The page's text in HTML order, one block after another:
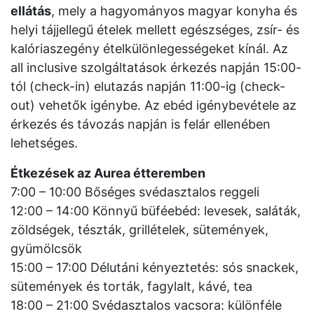
ellátás, mely a hagyományos magyar konyha és
helyi tájjellegű ételek mellett egészséges, zsír- és
kalóriaszegény ételkülönlegességeket kínál. Az
all inclusive szolgáltatások érkezés napján 15:00-
tól (check-in) elutazás napján 11:00-ig (check-
out) vehetők igénybe. Az ebéd igénybevétele az
érkezés és távozás napján is felár ellenében
lehetséges.
Étkezések az Aurea étteremben
7:00 – 10:00 Bőséges svédasztalos reggeli
12:00 – 14:00 Könnyű büféebéd: levesek, saláták,
zöldségek, tészták, grillételek, sütemények,
gyümölcsök
15:00 – 17:00 Délutáni kényeztetés: sós snackek,
sütemények és torták, fagylalt, kávé, tea
18:00 – 21:00 Svédasztalos vacsora: különféle